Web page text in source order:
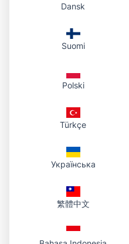
Handlinger alltid
lenke, åpne i
sletting i panelet
lenger.
Slett filer du ikke trenger i
Dansk
Suomi
Polski
Türkçe
Українська
繁體中文